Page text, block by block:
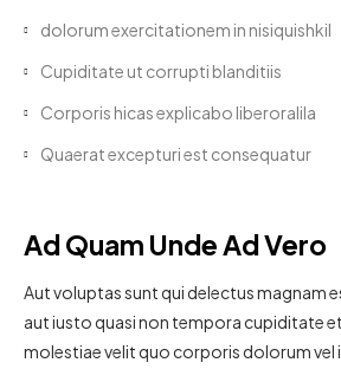
dolorum exercitationem in nisiquishkil
Cupiditate ut corrupti blanditiis
Corporis hicas explicabo liberoralila
Quaerat excepturi est consequatur
Ad Quam Unde Ad Vero
Aut voluptas sunt qui delectus magnam
aut iusto quasi non tempora cupiditate
molestiae velit quo corporis dolorum vel